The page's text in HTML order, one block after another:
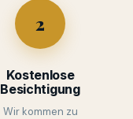
2
Kostenlose
Besichtigung
Wir kommen zu